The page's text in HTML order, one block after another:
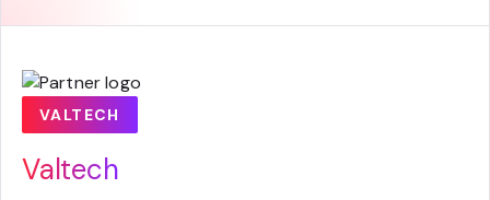
VALTECH
Valtech